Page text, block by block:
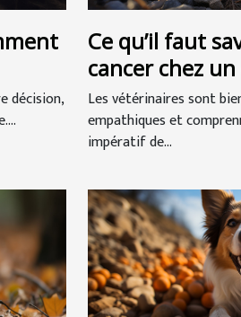
décision,
Ce qu’il faut
cancer chez
Les vétérinaires sont
empathiques et
impératif de...